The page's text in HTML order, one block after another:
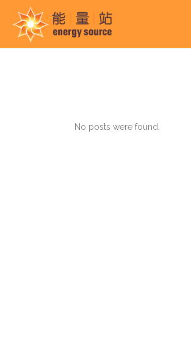
No posts were found.